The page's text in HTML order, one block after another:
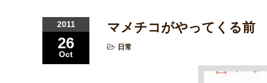
2011
26
Oct
マメチコがやってくる前
日常